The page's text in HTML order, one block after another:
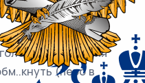
прив..легия
(перо в